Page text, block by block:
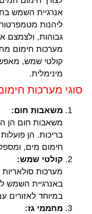
אנרגיית השמש
ליהנות
גבוהות,
מערכות חימום
קולטי שמש,
מינימלית.
סוגי מערכות
משאבות חום:
משאבות חום הן
בריכות. הן פועלות
חימום מים,
קולטי שמש:
מערכות
באנרגיית השמש
במיוחד
מחממי גז: